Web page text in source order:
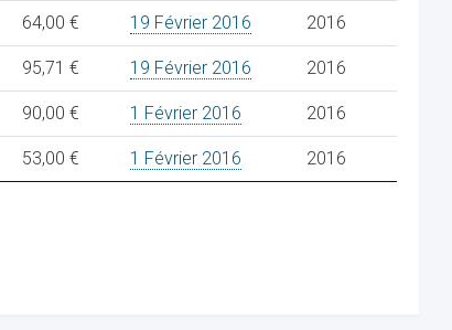
64,00 € 19 Février 2016 2016
95,71 € 19 Février 2016 2016
90,00 € 1 Février 2016 2016
53,00 € 1 Février 2016 2016